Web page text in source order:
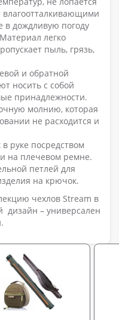
влагоотталкивающими
в дождливую погоду
легко
пыль, грязь,
и обратной
носить с собой
принадлежности.
молнию, которая
не расходится и
руке посредством
на плечевом ремне.
петлей для
на крючок.
чехлов Stream в
дизайн – универсален